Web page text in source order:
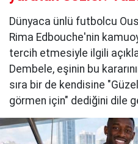
Dünyaca ünlü futbolcu
Rima Edbouche'nin
tercih etmesiyle ilgili
Dembele, eşinin bu
sıra bir de kendisine
görmen için" dediğini dile